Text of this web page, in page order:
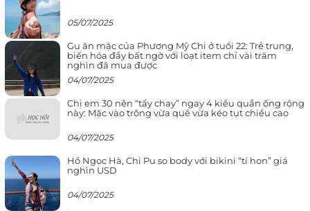
05/07/2025
Gu ăn mặc của Phương Mỹ Chi ở tuổi 22: Trẻ trung,
biến hóa đầy bất ngờ với loạt item chỉ vài trăm
nghìn đã mua được
04/07/2025
Chị em 30 nên “tẩy chay” ngay 4 kiểu quần ống rộng
này: Mặc vào trông vừa quê vừa kéo tụt chiều cao
04/07/2025
Hồ Ngọc Hà, Chi Pu so body với bikini “tí hon” giá
nghìn USD
04/07/2025